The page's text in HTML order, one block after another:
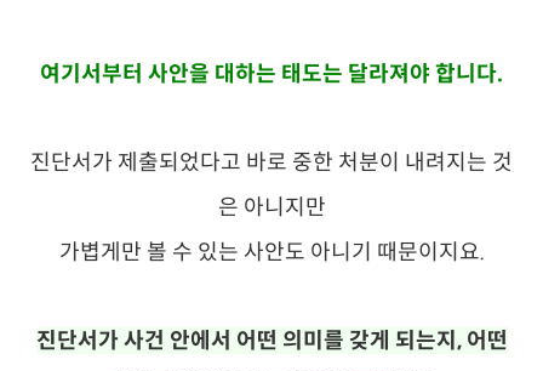
여기서부터 사안을 대하는 태도는 달라져야 합니다.
진단서가 제출되었다고 바로 중한 처분이 내려지는 것
은 아니지만
가볍게만 볼 수 있는 사안도 아니기 때문이지요.
진단서가 사건 안에서 어떤 의미를 갖게 되는지, 어떤